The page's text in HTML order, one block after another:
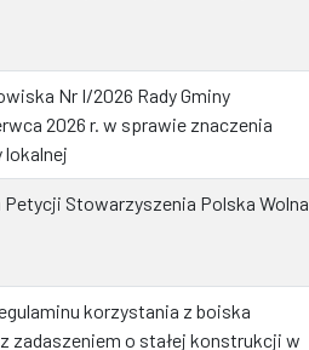
Nr I/2026 Rady Gminy
2026 r. w sprawie znaczenia
Stowarzyszenia Polska Wolna
korzystania z boiska
zadaszeniem o stałej konstrukcji w